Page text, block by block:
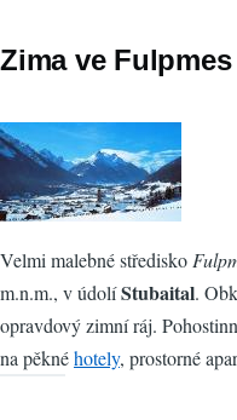
Zima ve Fulpmes
Velmi malebné středisko
m.n.m., v údolíStubaital.
opravdový zimní ráj.
na pěknéhotely, prostorné